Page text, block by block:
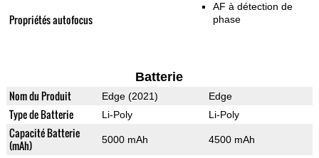
Propriétés autofocus
AF à détection de
phase
Batterie
Nom du Produit Edge (2021) Edge
Type de Batterie Li-Poly Li-Poly
Capacité Batterie
(mAh)
5000 mAh 4500 mAh